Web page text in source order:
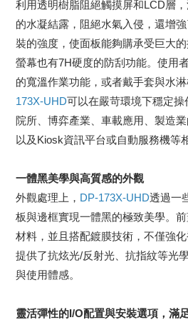
利用透明樹脂阻絕觸摸屏和LCD層
的水凝結露，阻絕水氣入侵，還增
裝的強度，使面板能夠購承受巨大
螢幕也有7H硬度的防刮功能。使用
的寬溫作業功能，或者戴手套與水淋
173X-UHD可以在嚴苛環境下穩定
院所、博弈產業、車載應用、製造業
以及Kiosk資訊平台或自動服務機等
一體黑美學與高質感的外觀
外觀處理上， DP-173X-UHD透過一
板與邊框實現一體黑的極致美學。
材料，並且搭配鍍膜技術，不僅強
提供了抗炫光/反射光、抗指紋等光
與使用體感。
靈活彈性的I/O配置與安裝選項，滿